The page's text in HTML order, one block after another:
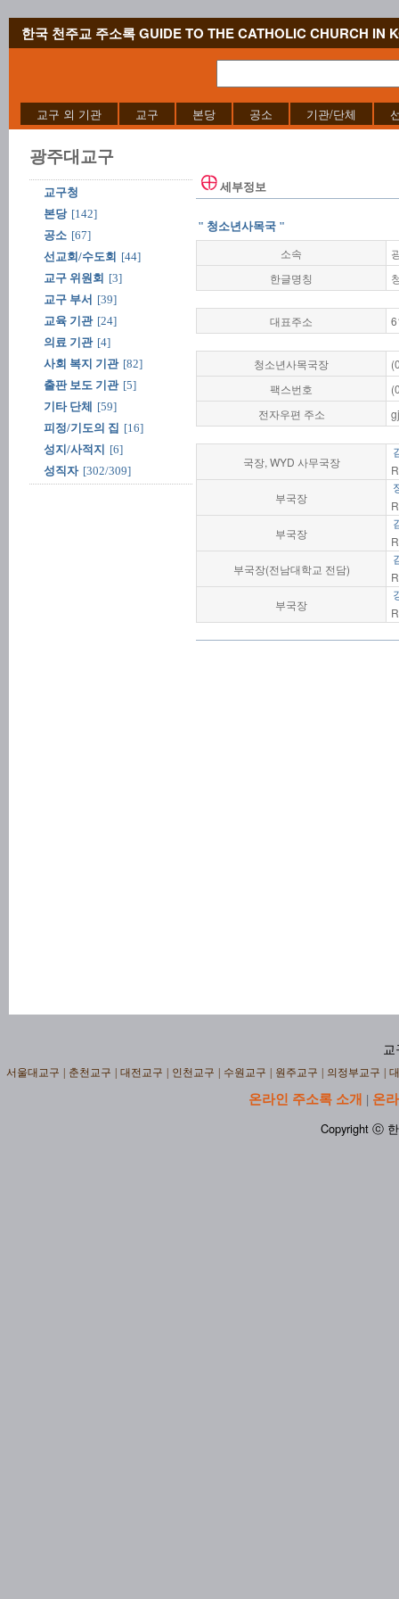
한국 천주교 주소록 GUIDE TO THE CATHOLIC CHURCH IN
교구 외 기관 교구 본당 공소 기관/단체
광주대교구
교구청
본당 [142]
공소 [67]
선교회/수도회 [44]
교구 위원회 [3]
교구 부서 [39]
교육 기관 [24]
의료 기관 [4]
사회 복지 기관 [82]
출판 보도 기관 [5]
기타 단체
[59]
피정/기도의 집 [16]
성지/사적지
[6]
성직자 [302/309]
세부정보
" 청소년사목국 "
소속
한글명칭
대표주소
청소년사목국장
팩스번호
전자우편 주소
국장, WYD 사무국장
부국장
부국장
부국장(전남대학교 전담)
부국장
교
서울대교구 춘천교구 대전교구 인천교구 수원교구 원주교구 의정부교구
온라인 주소록 소개 | 온
Copyright ⓒ